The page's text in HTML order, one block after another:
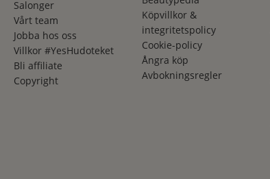
Salonger
Vårt team
Jobba hos oss
Villkor #YesHudoteket
Bli affiliate
Copyright
Köpvillkor &
integritetspolicy
Cookie-policy
Ångra köp
Avbokningsregler